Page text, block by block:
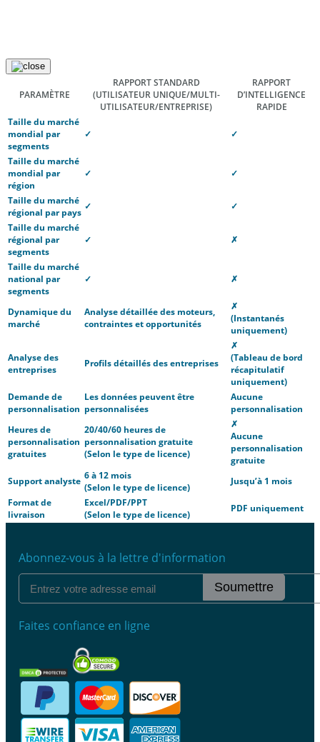
PARAMÈTRE
RAPPORT STANDARD
(UTILISATEUR UNIQUE/MULTI-
UTILISATEUR/ENTREPRISE)
RAPPORT
D’INTELLIGENCE
RAPIDE
Taille du marché
mondial par
segments
✓ ✓
Taille du marché
mondial par
région
✓ ✓
Taille du marché
régional par pays
✓
✓
Taille du marché
régional par
segments
✓ ✗
Taille du marché
national par
segments
✓ ✗
Dynamique du
marché
Analyse détaillée des moteurs,
contraintes et opportunités
✗
(Instantanés
uniquement)
Analyse des
entreprises
Profils détaillés des entreprises
✗
(Tableau de bord
récapitulatif
uniquement)
Demande de
personnalisation
Les données peuvent être
personnalisées
Aucune
personnalisation
Heures de
personnalisation
gratuites
20/40/60 heures de
personnalisation gratuite
(Selon le type de licence)
✗
Aucune
personnalisation
gratuite
Support analyste 6 à 12 mois
(Selon le type de licence)
Jusqu’à 1 mois
Format de
livraison
Excel/PDF/PPT
(Selon le type de licence)
PDF uniquement
Abonnez-vous à la lettre d'information
Soumettre
Faites confiance en ligne